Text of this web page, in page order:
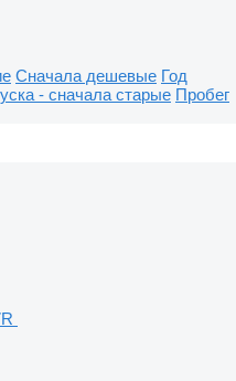
Сначала дешевые Год
- сначала старые Пробег